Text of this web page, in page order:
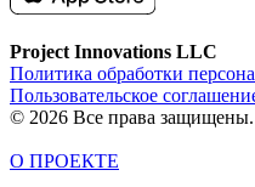
Project Innovations LLC
Политика обработки
Пользовательское
© 2026 Все права защищены.
О ПРОЕКТЕ